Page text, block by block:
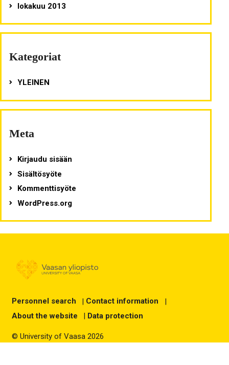
lokakuu 2013
Kategoriat
YLEINEN
Meta
Kirjaudu sisään
Sisältösyöte
Kommenttisyöte
WordPress.org
Personnel search | Contact information
|
About the website
| Data protection
© University of Vaasa 2026